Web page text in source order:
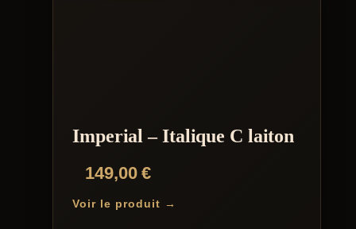
Imperial – Italique C laiton
149,00€
Voir le produit →